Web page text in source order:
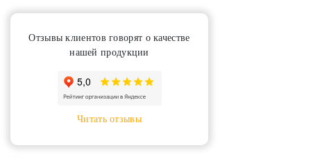
Отзывы клиентов говорят о качестве
нашей продукции
Читать отзывы